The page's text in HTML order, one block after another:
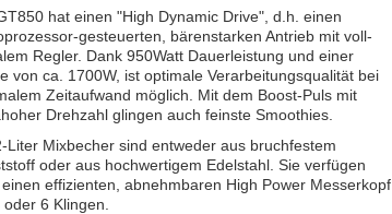
hat einen "High Dynamic Drive", d.h. einen
gesteuerten, bärenstarken Antrieb mit voll-
Regler. Dank 950Watt Dauerleistung und einer
von ca. 1700W, ist optimale Verarbeitungsqualität bei
Zeitaufwand möglich. Mit dem Boost-Puls mit
Drehzahl glingen auch feinste Smoothies.
Liter Mixbecher sind entweder aus bruchfestem
oder aus hochwertigem Edelstahl. Sie verfügen
effizienten, abnehmbaren High Power Messerkopf
oder 6 Klingen.